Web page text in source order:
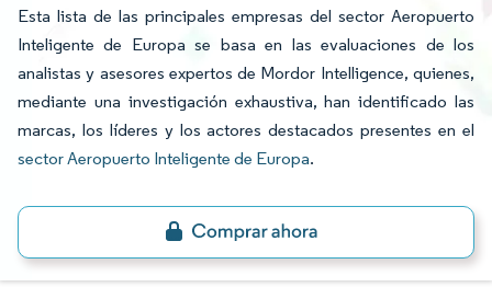
Esta lista de las principales empresas del sector Aeropuerto
Inteligente de Europa se basa en las evaluaciones de los
analistas y asesores expertos de Mordor Intelligence, quienes,
mediante una investigación exhaustiva, han identificado las
marcas, los líderes y los actores destacados presentes en el
sector Aeropuerto Inteligente de Europa.